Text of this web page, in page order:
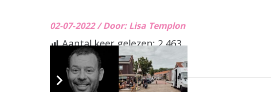
02-07-2022 /Door: Lisa Templon
Aantal keer gelezen:2.463